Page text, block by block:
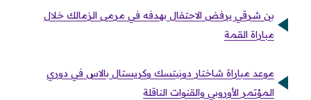
بن شرقي يرفض الاحتفال بهدفه في مرمى الزمالك خلال
مباراة القمة
موعد مباراة شاختار دونيتسك وكريستال بالاس في دوري
المؤتمر الأوروبي والقنوات الناقلة